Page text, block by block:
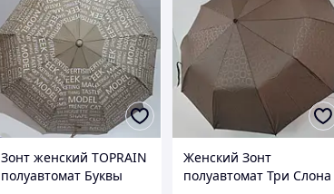
Зонт женский TOPRAIN
полуавтомат Буквы
Женский Зонт
полуавтомат Три Слона